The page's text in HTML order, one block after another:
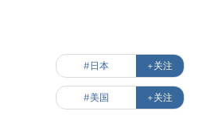
#日本 +关注
#美国 +关注